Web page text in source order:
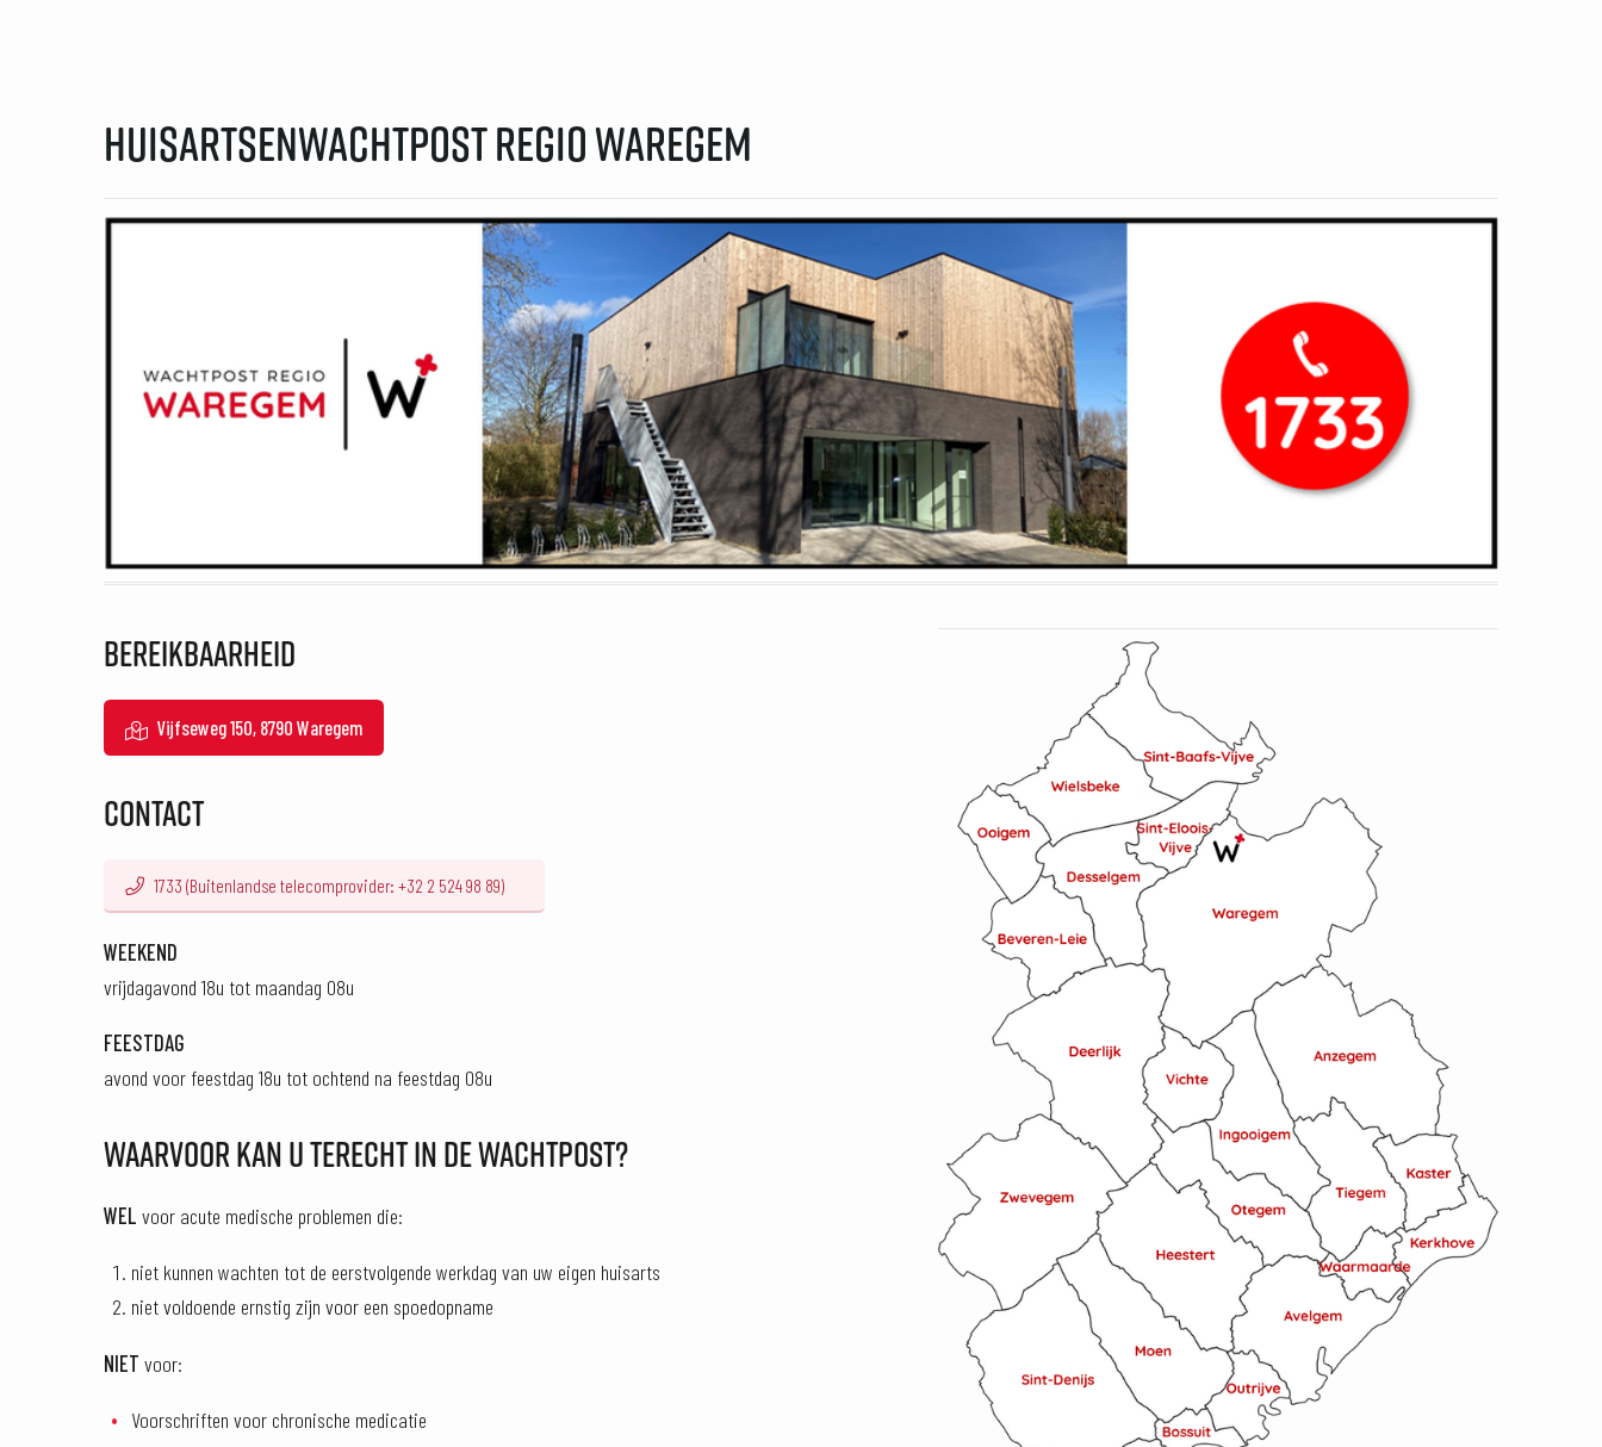
Huisartsenwachtpost regio Waregem
BEREIKBAARHEID
Vijfseweg 150, 8790 Waregem
CONTACT
1733 (Buitenlandse telecomprovider: +32 2 524 98 89)
WEEKEND
vrijdagavond 18u tot maandag 08u
FEESTDAG
avond voor feestdag 18u tot ochtend na feestdag 08u
WAARVOOR KAN U TERECHT IN DE WACHTPOST?
WEL voor acute medische problemen die:
niet kunnen wachten tot de eerstvolgende werkdag van uw eigen huisarts
niet voldoende ernstig zijn voor een spoedopname
NIET voor:
Voorschriften voor chronische medicatie